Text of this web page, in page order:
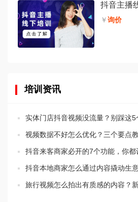
抖音主播
￥询价
培训资讯
实体门店抖音视频没流量？别踩这5
视频数据不好怎么优化？三个要点
抖音来客商家必开的7个功能，你都
抖音本地商家怎么通过内容撬动生
旅行视频怎么拍出有质感的内容？